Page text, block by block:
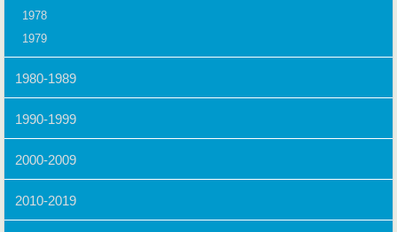
1978
1979
1980-1989
1990-1999
2000-2009
2010-2019